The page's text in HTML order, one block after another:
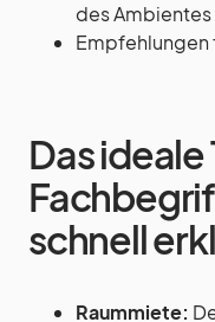
des Ambientes
Empfehlungen
Das
schnell
Raummiete: